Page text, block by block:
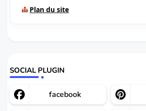
Plan du site
SOCIAL PLUGIN
facebook